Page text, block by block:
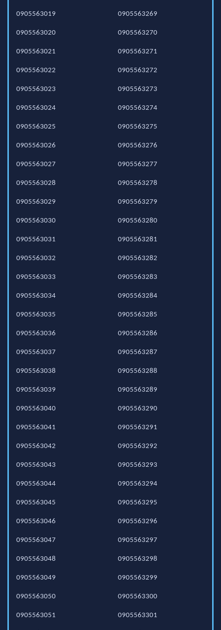
0905563019
0905563020
0905563021
0905563022
0905563023
0905563024
0905563025
0905563026
0905563027
0905563028
0905563029
0905563030
0905563031
0905563032
0905563033
0905563034
0905563035
0905563036
0905563037
0905563038
0905563039
0905563040
0905563041
0905563042
0905563043
0905563044
0905563045
0905563046
0905563047
0905563048
0905563049
0905563050
0905563051
0905563269
0905563270
0905563271
0905563272
0905563273
0905563274
0905563275
0905563276
0905563277
0905563278
0905563279
0905563280
0905563281
0905563282
0905563283
0905563284
0905563285
0905563286
0905563287
0905563288
0905563289
0905563290
0905563291
0905563292
0905563293
0905563294
0905563295
0905563296
0905563297
0905563298
0905563299
0905563300
0905563301